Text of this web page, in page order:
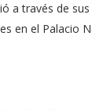
a través de
en el Palacio